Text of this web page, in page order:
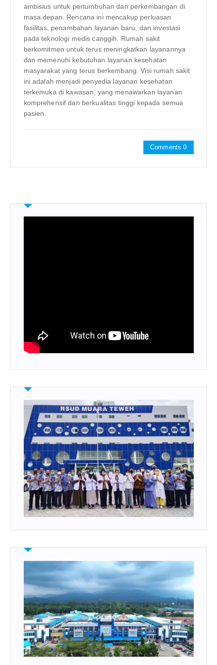
ambisius untuk pertumbuhan dan perkembangan di
masa depan. Rencana ini mencakup perluasan
fasilitas, penambahan layanan baru, dan investasi
pada teknologi medis canggih. Rumah sakit
berkomitmen untuk terus meningkatkan layanannya
dan memenuhi kebutuhan layanan kesehatan
masyarakat yang terus berkembang. Visi rumah sakit
ini adalah menjadi penyedia layanan kesehatan
terkemuka di kawasan, yang menawarkan layanan
komprehensif dan berkualitas tinggi kepada semua
pasien.
Comments 0